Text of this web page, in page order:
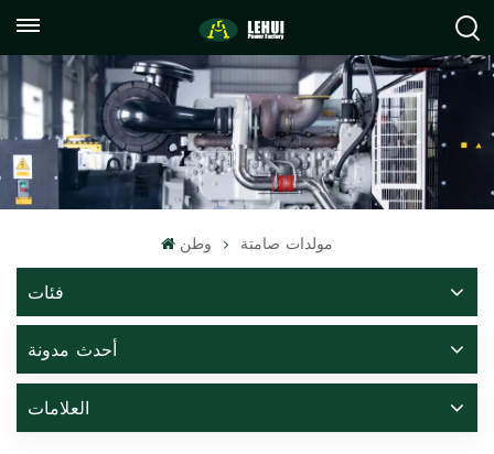
059122071372
info@lehuipowerfactory.com
وطن مولدات صامتة
فئات
أحدث مدونة
العلامات